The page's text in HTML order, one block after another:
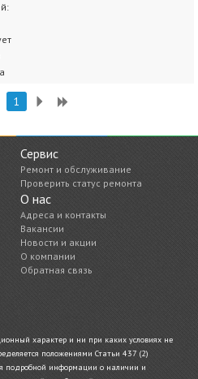
1
Сервис
Ремонт и обслуживание
Проверить статус ремонта
О нас
Адреса и контакты
Вакансии
Новости и акции
О компании
Обратная связь
характер и ни при каких условиях не
положениями Статьи 437 (2)
подробной информации о наличии и